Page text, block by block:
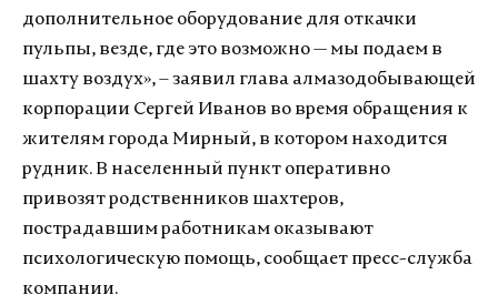
дополнительное оборудование для откачки
пульпы, везде, где это возможно — мы подаем в
шахту воздух», – заявил глава алмазодобывающей
корпорации Сергей Иванов во время обращения к
жителям города Мирный, в котором находится
рудник. В населенный пункт оперативно
привозят родственников шахтеров,
пострадавшим работникам оказывают
психологическую помощь, сообщает пресс-служба
компании.